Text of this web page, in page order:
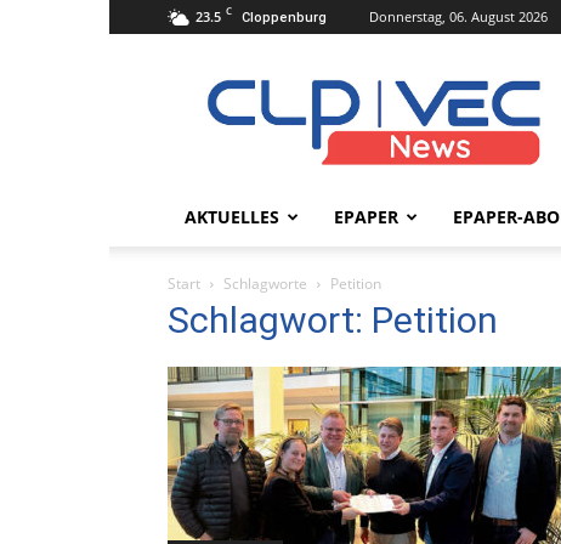
23.5 C Cloppenburg Donnerstag, 06. August 2026
clpvecnews.de
AKTUELLES EPAPER EPAPER-ABO
Start Schlagworte Petition
Schlagwort: Petition